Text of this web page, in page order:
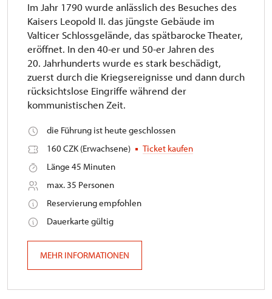
Im Jahr 1790 wurde anlässlich des Besuches des
Kaisers Leopold II. das jüngste Gebäude im
Valticer Schlossgelände, das spätbarocke Theater,
eröffnet. In den 40-er und 50-er Jahren des
20. Jahrhunderts wurde es stark beschädigt,
zuerst durch die Kriegsereignisse und dann durch
rücksichtslose Eingriffe während der
kommunistischen Zeit.
die Führung ist heute geschlossen
160 CZK (Erwachsene)
Ticket kaufen
Länge 45 Minuten
max. 35 Personen
Reservierung empfohlen
Dauerkarte gültig
MEHR INFORMATIONEN